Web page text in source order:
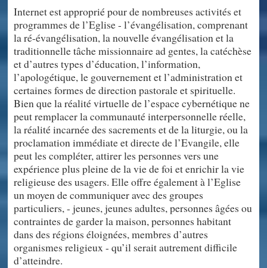
Internet est approprié pour de nombreuses activités et
programmes de l’Eglise - l’évangélisation, comprenant
la ré-évangélisation, la nouvelle évangélisation et la
traditionnelle tâche missionnaire ad gentes, la catéchèse
et d’autres types d’éducation, l’information,
l’apologétique, le gouvernement et l’administration et
certaines formes de direction pastorale et spirituelle.
Bien que la réalité virtuelle de l’espace cybernétique ne
peut remplacer la communauté interpersonnelle réelle,
la réalité incarnée des sacrements et de la liturgie, ou la
proclamation immédiate et directe de l’Evangile, elle
peut les compléter, attirer les personnes vers une
expérience plus pleine de la vie de foi et enrichir la vie
religieuse des usagers. Elle offre également à l’Eglise
un moyen de communiquer avec des groupes
particuliers, - jeunes, jeunes adultes, personnes âgées ou
contraintes de garder la maison, personnes habitant
dans des régions éloignées, membres d’autres
organismes religieux - qu’il serait autrement difficile
d’atteindre.